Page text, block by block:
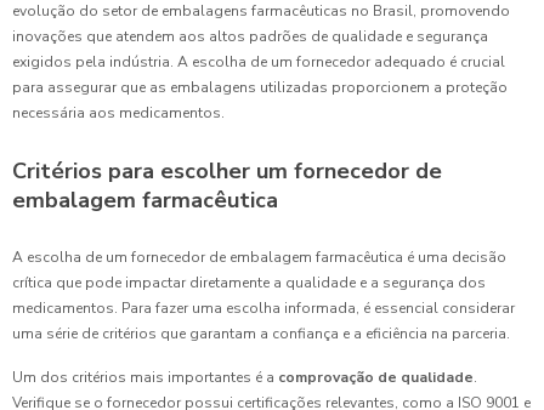
evolução do setor de embalagens farmacêuticas no Brasil, promovendo
inovações que atendem aos altos padrões de qualidade e segurança
exigidos pela indústria. A escolha de um fornecedor adequado é crucial
para assegurar que as embalagens utilizadas proporcionem a proteção
necessária aos medicamentos.
Critérios para escolher um fornecedor de
embalagem farmacêutica
A escolha de um fornecedor de embalagem farmacêutica é uma decisão
crítica que pode impactar diretamente a qualidade e a segurança dos
medicamentos. Para fazer uma escolha informada, é essencial considerar
uma série de critérios que garantam a confiança e a eficiência na parceria.
Um dos critérios mais importantes é a comprovação de qualidade.
Verifique se o fornecedor possui certificações relevantes, como a ISO 9001 e